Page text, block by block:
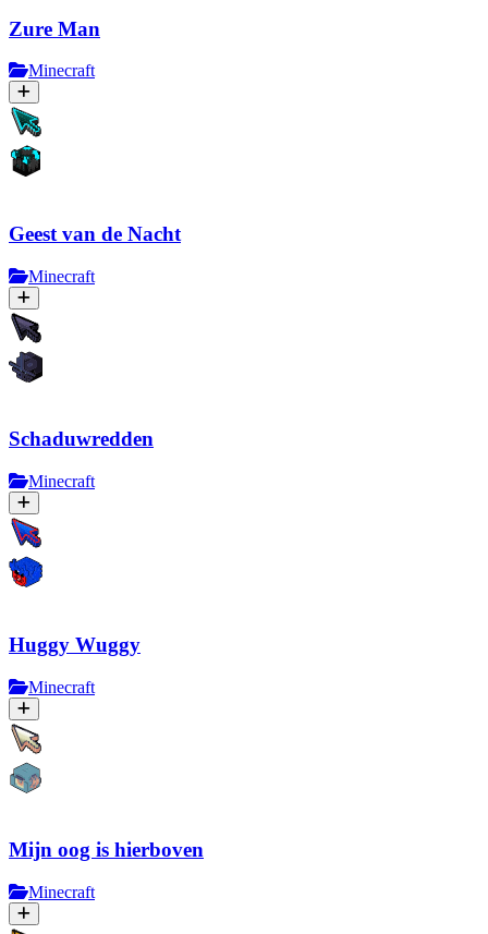
Zure Man
Minecraft
Geest van de Nacht
Minecraft
Schaduwredden
Minecraft
Huggy Wuggy
Minecraft
Mijn oog is hierboven
Minecraft